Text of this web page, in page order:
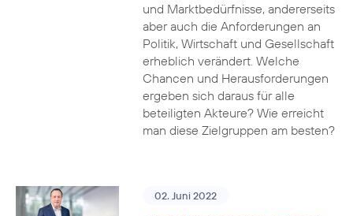
und Marktbedürfnisse, andererseits
aber auch die Anforderungen an
Politik, Wirtschaft und Gesellschaft
erheblich verändert. Welche
Chancen und Herausforderungen
ergeben sich daraus für alle
beteiligten Akteure? Wie erreicht
man diese Zielgruppen am besten?
02. Juni 2022